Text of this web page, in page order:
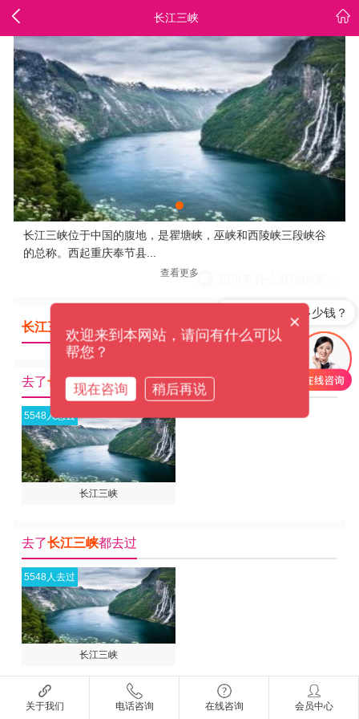
长江三峡
长江三峡位于中国的腹地，是瞿塘峡，巫峡和西陵峡三段峡谷
的总称。西起重庆奉节县...
查看更多
长江三峡攻略列表
去了长江三峡都想去
长江三峡
5548人想去
去了长江三峡都去过
长江三峡
5548人去过
关于我们 电话咨询 在线咨询 会员中心
九寨沟旅游多少钱？
×
欢迎来到本网站，请问有什么可以
帮您？
现在咨询 稍后再说